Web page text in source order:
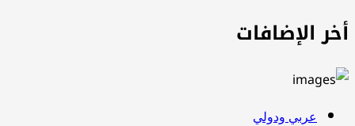
الإضافات
عربي ودولي